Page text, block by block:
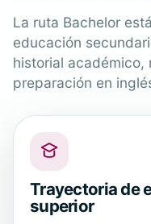
La ruta Bachelor
educación
historial académico,
preparación en
Trayectoria de
superior